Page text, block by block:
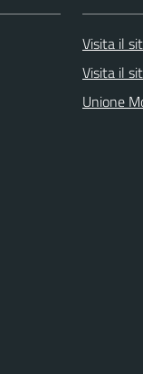
Visita il
Visita il
Unione